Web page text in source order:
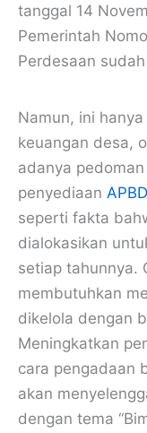
tanggal 14
Pemerintah
Perdesaan
Namun, ini
keuangan desa,
adanya
penyediaan
seperti fakta
dialokasikan
setiap tahunnya.
membutuhkan
dikelola dengan
Meningkatkan
cara pengadaan
akan
dengan tema